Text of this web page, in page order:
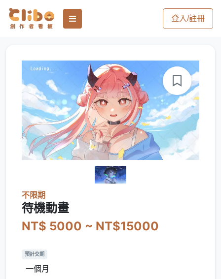
登入/註冊
不限期
待機動畫
NT$ 5000 ~ NT$15000
預計交期
一個月